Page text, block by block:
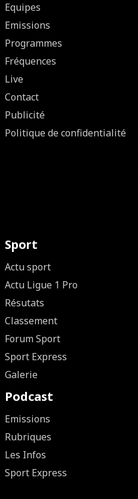
Equipes
Emissions
Programmes
Fréquences
Live
Contact
Publicité
Politique de confidentialité
Sport
Actu sport
Actu Ligue 1 Pro
Résutats
Classement
Forum Sport
Sport Express
Galerie
Podcast
Emissions
Rubriques
Les Infos
Sport Express